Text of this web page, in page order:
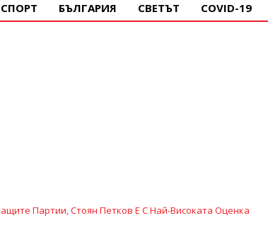
СПОРТ БЪЛГАРИЯ СВЕТЪТ COVID-19
Партии, Стоян Петков Е С Най-Високата Оценка